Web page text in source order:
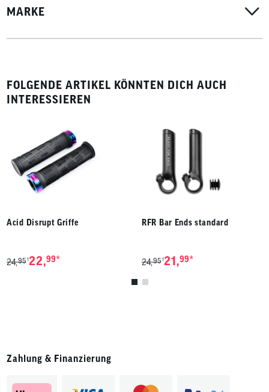
MARKE
FOLGENDE ARTIKEL KÖNNTEN DICH AUCH
INTERESSIEREN
Acid Disrupt Griffe
24,95 122,99*
RFR Bar Ends standard
24,95 121,99*
Zahlung & Finanzierung